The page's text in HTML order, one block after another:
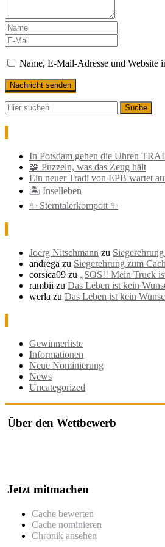
Name, E-Mail-Adresse und Website
In Potsdam gehen die Uhren
🧩 Puzzeln, was das Zeug hält
Ein neuer Tradi von EPB wartet
🏝️ Inselleben
✨ Sterntalerkompott ✨
Joerg Nitschmann zu
andrega zu Siegerehrung zum
corsica09 zu „SOS!! Mein Truck
rambii zu Das Leben ist kein
werla zu Das Leben ist kein
Gewinnerliste
Informationen
Neue Nominierung
News
Uncategorized
Über den Wettbewerb
Jetzt mitmachen
Cache bewerten
Cache nominieren
Chronik ansehen